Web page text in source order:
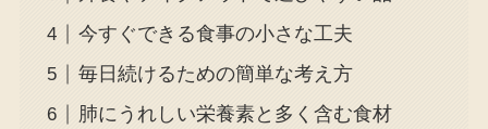
今すぐできる食事の小さな工夫
毎日続けるための簡単な考え方
肺にうれしい栄養素と多く含む食材